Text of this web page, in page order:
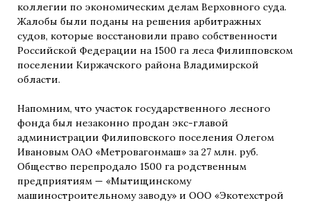
коллегии по экономическим делам Верховного суда.
Жалобы были поданы на решения арбитражных
судов, которые восстановили право собственности
Российской Федерации на 1500 га леса Филипповском
поселении Киржачского района Владимирской
области.
Напомним, что участок государственного лесного
фонда был незаконно продан экс-главой
администрации Филиповского поселения Олегом
Ивановым ОАО «Метровагонмаш» за 27 млн. руб.
Общество перепродало 1500 га родственным
предприятиям — «Мытищинскому
машиностроительному заводу» и ООО «Экотехстрой